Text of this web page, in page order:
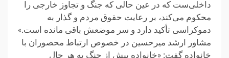
داخلی‌ست که در عین حالی که جنگ و تجاوز خارجی را
محکوم می‌کند، بر رعایت حقوق مردم و گذار به
دموکراسی تأکید دارد و سر موضعش باقی مانده است.»
مشاور ارشد میرحسین در خصوص ارتباط محصوران با
خانواده گفت: «خانواده پیش از جنگ به هر حال